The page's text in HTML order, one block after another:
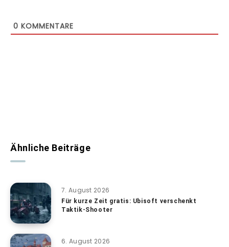
0 KOMMENTARE
Ähnliche Beiträge
7. August 2026
Für kurze Zeit gratis: Ubisoft verschenkt
Taktik-Shooter
6. August 2026